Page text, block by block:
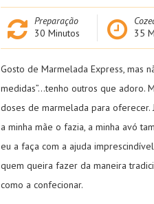
Preparação
30 Minutos
35
Gosto de Marmelada Express, mas
medidas”…tenho outros que adoro.
doses de marmelada para oferecer.
a minha mãe o fazia, a minha avó
eu a faça com a ajuda
quem queira fazer da maneira
como a confecionar.